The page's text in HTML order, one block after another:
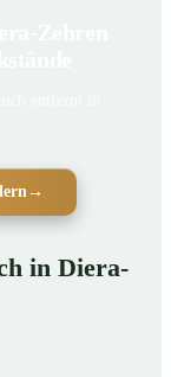
→
in Diera-